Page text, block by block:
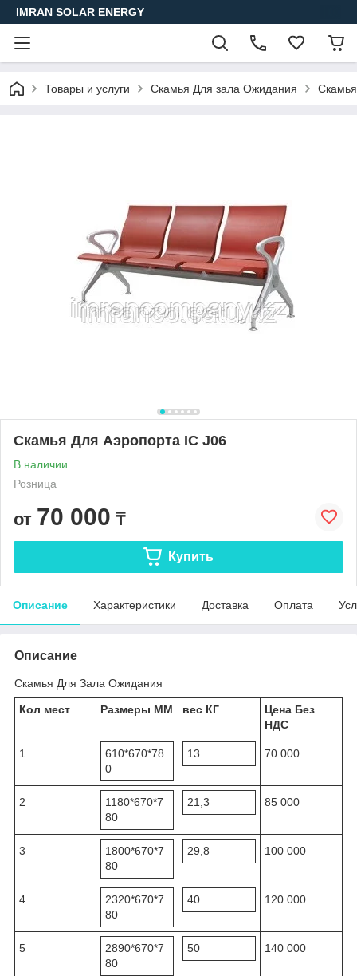
IMRAN SOLAR ENERGY
Товары и услуги Скамья Для зала Ожидания
Скамья Для Аэропорта IC J06
В наличии
Розница
от 70 000 ₸
Купить
Описание Характеристики Доставка Оплата
Описание
Скамья Для Зала Ожидания
Кол мест Размеры ММ вес КГ
Цена Без
НДС
1
610*670*78
0
13 70 000
2
1180*670*7
80
21,3 85 000
3
1800*670*7
80
29,8 100 000
4
2320*670*7
80
40 120 000
5
2890*670*7
80
50 140 000